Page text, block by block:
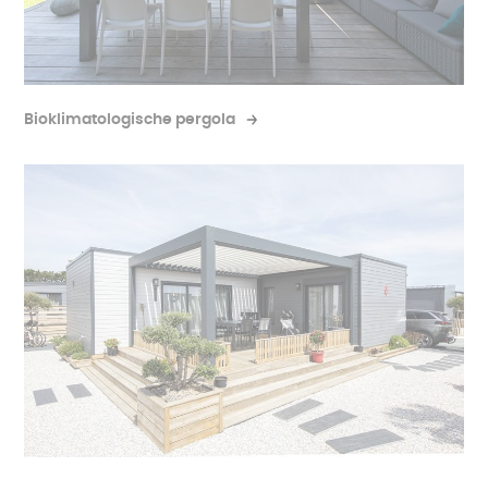
LED-verlichting
Heb je een pergola gekocht waarop alleen het dak
gemotoriseerd is?Verhoog uw comfort door ook
uw verlichtingssysteem te automatiseren.Door
het emissievermogen van uw LED's aan te passen
Bioklimatologische pergola